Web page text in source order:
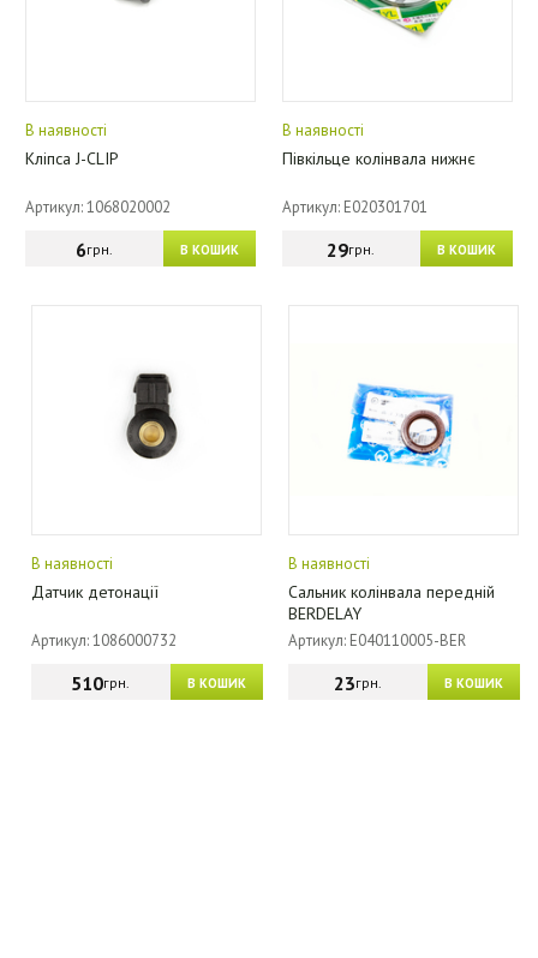
В наявності
Кліпса J-CLIP
Артикул: 1068020002
В КОШИК
6грн.
В наявності
Півкільце колінвала нижнє
Артикул: E020301701
В КОШИК
29грн.
В наявності
Датчик детонації
Артикул: 1086000732
В КОШИК
510грн.
В наявності
Сальник колінвала передній
BERDELAY
Артикул: E040110005-BER
В КОШИК
23грн.